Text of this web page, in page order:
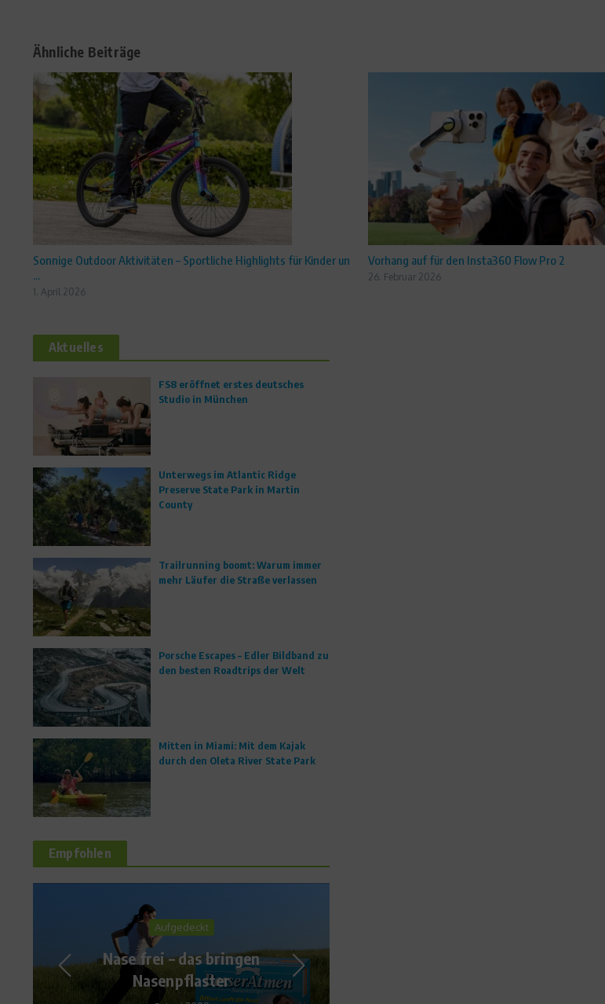
Ähnliche Beiträge
Sonnige Outdoor Aktivitäten – Sportliche Highlights für Kinder un
...
1. April 2026
Vorhang auf für den Insta360 Flow Pro 2
26. Februar 2026
Aktuelles
FS8 eröffnet erstes deutsches
Studio in München
Unterwegs im Atlantic Ridge
Preserve State Park in Martin
County
Trailrunning boomt: Warum immer
mehr Läufer die Straße verlassen
Porsche Escapes – Edler Bildband zu
den besten Roadtrips der Welt
Mitten in Miami: Mit dem Kajak
durch den Oleta River State Park
Empfohlen
Sports Inside
Kurzbericht – Seminar OS
Athletic Training